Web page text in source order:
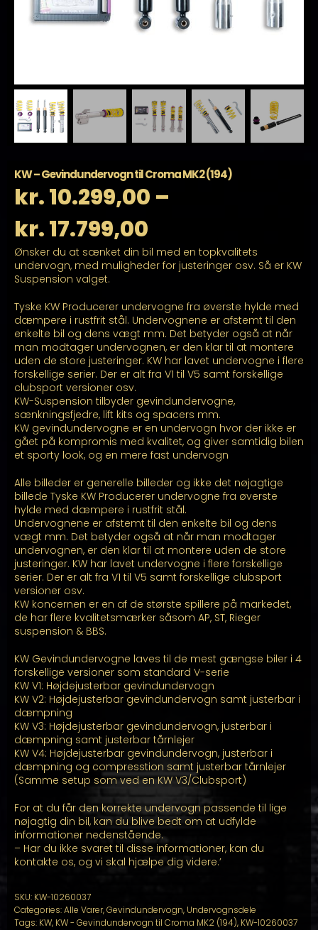
KW – Gevindundervogn til Croma MK2 (194)
kr.10.299,00 –
kr.17.799,00
kr. 10.299,00
kr. 17.799,00
Ønsker du at sænket din bil med en topkvalitets
undervogn, med muligheder for justeringer osv. Så er KW
Suspension valget.
Tyske KW Producerer undervogne fra øverste hylde med
dæmpere i rustfrit stål. Undervognene er afstemt til den
enkelte bil og dens vægt mm. Det betyder også at når
man modtager undervognen, er den klar til at montere
uden de store justeringer. KW har lavet undervogne i flere
forskellige serier. Der er alt fra V1 til V5 samt forskellige
clubsport versioner osv.
KW-Suspension tilbyder gevindundervogne,
sænkningsfjedre, lift kits og spacers mm.
KW gevindundervogne er en undervogn hvor der ikke er
gået på kompromis med kvalitet, og giver samtidig bilen
et sporty look, og en mere fast undervogn
Alle billeder er generelle billeder og ikke det nøjagtige
billede Tyske KW Producerer undervogne fra øverste
hylde med dæmpere i rustfrit stål.
Undervognene er afstemt til den enkelte bil og dens
vægt mm. Det betyder også at når man modtager
undervognen, er den klar til at montere uden de store
justeringer. KW har lavet undervogne i flere forskellige
serier. Der er alt fra V1 til V5 samt forskellige clubsport
versioner osv.
KW koncernen er en af de største spillere på markedet,
de har flere kvalitetsmærker såsom AP, ST, Rieger
suspension & BBS.
KW Gevindundervogne laves til de mest gængse biler i 4
forskellige versioner som standard V-serie
KW V1: Højdejusterbar gevindundervogn
KW V2: Højdejusterbar gevindundervogn samt justerbar i
dæmpning
KW V3: Højdejusterbar gevindundervogn, justerbar i
dæmpning samt justerbar tårnlejer
KW V4: Højdejusterbar gevindundervogn, justerbar i
dæmpning og compresstion samt justerbar tårnlejer
(Samme setup som ved en KW V3/Clubsport)
For at du får den korrekte undervogn passende til lige
nøjagtig din bil, kan du blive bedt om at udfylde
informationer nedenstående.
– Har du ikke svaret til disse informationer, kan du
kontakte os, og vi skal hjælpe dig videre.’
SKU: KW-10260037
Categories:Alle Varer,Gevindundervogn, Undervognsdele
Tags: KW, KW - Gevindundervogn til Croma MK2 (194), KW-10260037